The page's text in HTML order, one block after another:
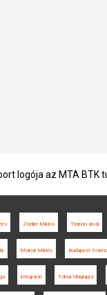
logója az MTA
Zeidler Miklós Trianon árvái
Molnár Miklós Budapest
integráció Tolnai Világlapja